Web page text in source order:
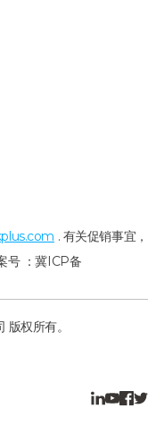
. 有关促销事宜，
号 ：冀ICP备
权所有。